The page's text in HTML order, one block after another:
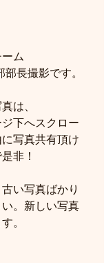
ム
部長撮影です。
は、
下へスクロー
写真共有頂け
非！
い写真ばかり
。新しい写真
。